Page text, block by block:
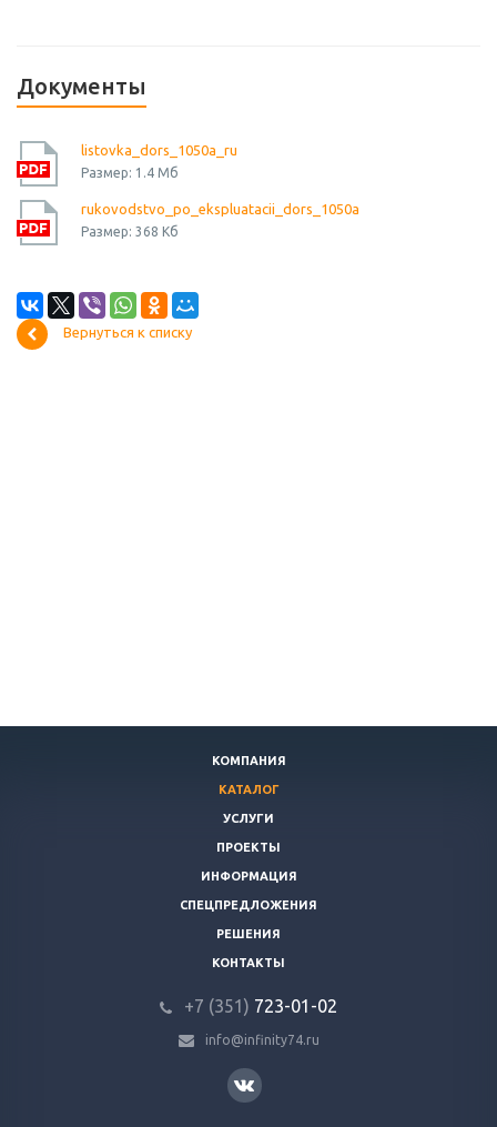
Документы
listovka_dors_1050a_ru
Размер: 1.4 Мб
rukovodstvo_po_ekspluatacii_dors_1050a
Размер: 368 Кб
Вернуться к списку
КОМПАНИЯ
КАТАЛОГ
УСЛУГИ
ПРОЕКТЫ
ИНФОРМАЦИЯ
СПЕЦПРЕДЛОЖЕНИЯ
РЕШЕНИЯ
КОНТАКТЫ
+7 (351) 723-01-02
info@infinity74.ru